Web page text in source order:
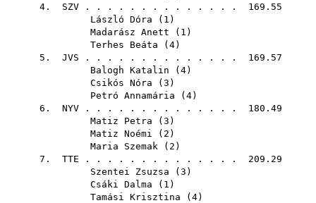
4. SZV . . . . . . . . . . . . . . 169.55
László Dóra ( 1 )
Madarász Anett ( 1 )
Terhes Beáta ( 4)
5. JVS . . . . . . . . . . . . . . 169.57
Balogh Katalin ( 4)
Csikós Nóra ( 3 )
Petró Annamária ( 4)
6. NYV . . . . . . . . . . . . . . 180.49
Matiz Petra ( 3 )
Matiz Noémi ( 2 )
Maria Szemak ( 2 )
7. TTE . . . . . . . . . . . . . . 209.29
Szentei Zsuzsa ( 3 )
Csáki Dalma ( 1 )
Tamási Krisztina ( 4)